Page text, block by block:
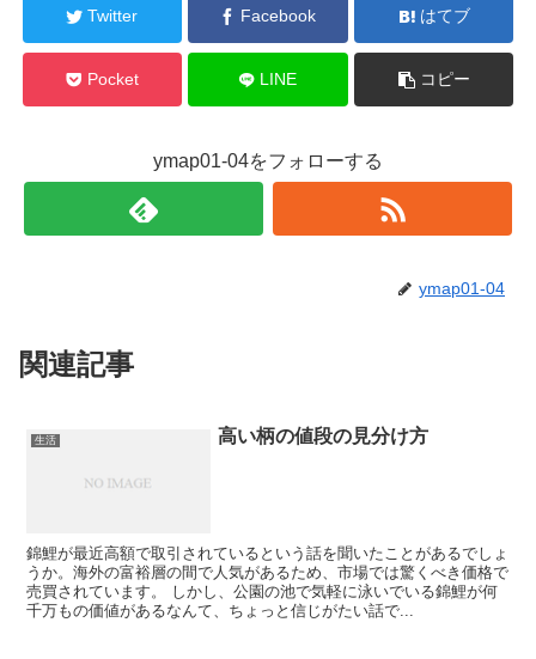
Twitter Facebook はてブ
Pocket LINE コピー
ymap01-04をフォローする
ymap01-04
関連記事
生活 高い柄の値段の見分け方
錦鯉が最近高額で取引されているという話を聞いたことがあるでしょ
うか。海外の富裕層の間で人気があるため、市場では驚くべき価格で
売買されています。 しかし、公園の池で気軽に泳いでいる錦鯉が何
千万もの価値があるなんて、ちょっと信じがたい話で...